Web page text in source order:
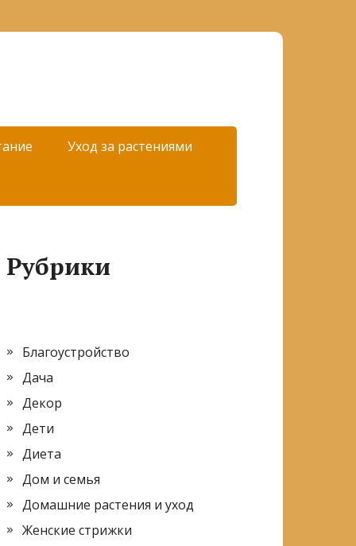
Уход за растениями
Рубрики
Благоустройство
Дача
Декор
Дети
Диета
Дом и семья
Домашние растения и уход
Женские стрижки